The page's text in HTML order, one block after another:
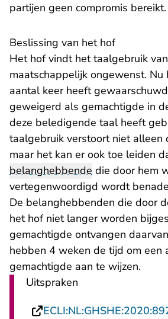
partijen geen compromis bereikt.
Beslissing van het hof
Het hof vindt het taalgebruik
maatschappelijk ongewenst. Nu
aantal keer heeft
geweigerd als gemachtigde in
deze beledigende taal heeft
taalgebruik verstoort niet alleen
maar het kan er ook toe leiden
belanghebbende die door hem
vertegenwoordigd wordt
De belanghebbenden die door
het hof niet langer worden
gemachtigde ontvangen
hebben 4 weken de tijd om een
gemachtigde aan te wijzen.
Uitspraken